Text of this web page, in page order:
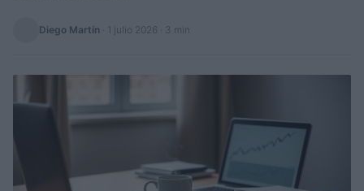
Diego Martín 1 julio 2026 · 3 min